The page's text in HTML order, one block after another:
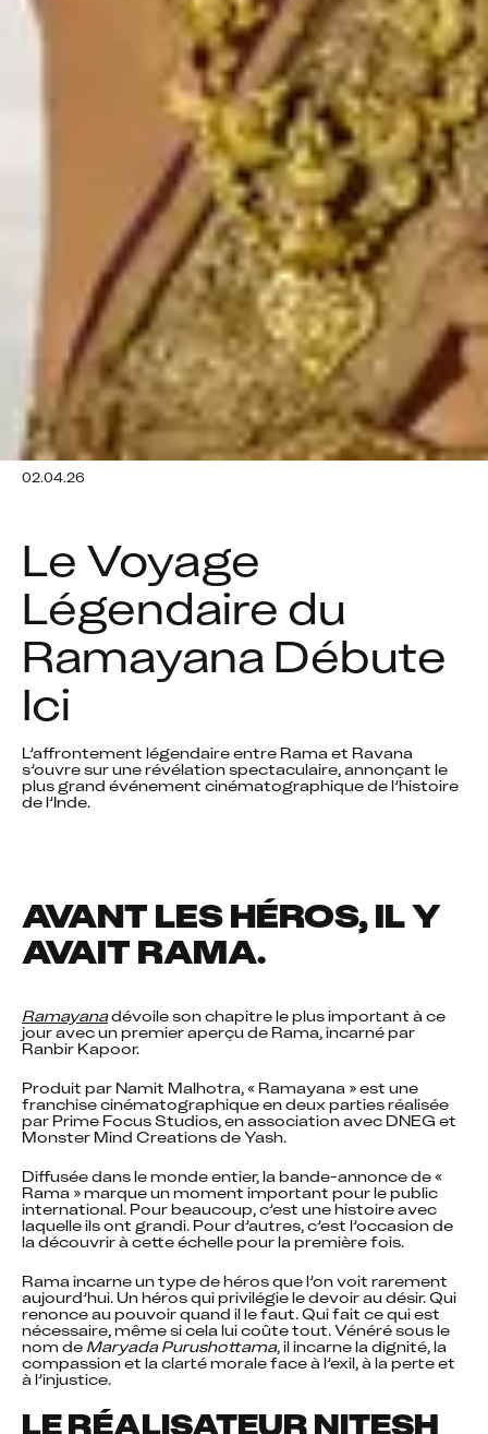
02.04.26
Le Voyage
Légendaire du
Ramayana Débute
Ici
L’affrontement légendaire entre Rama et Ravana
s’ouvre sur une révélation spectaculaire, annonçant le
plus grand événement cinématographique de l’histoire
de l’Inde.
AVANT LES HÉROS, IL Y
AVAIT RAMA.
Ramayana dévoile son chapitre le plus important à ce
jour avec un premier aperçu de Rama, incarné par
Ranbir Kapoor.
Produit par Namit Malhotra, « Ramayana » est une
franchise cinématographique en deux parties réalisée
par Prime Focus Studios, en association avec DNEG et
Monster Mind Creations de Yash.
Diffusée dans le monde entier, la bande-annonce de «
Rama » marque un moment important pour le public
international. Pour beaucoup, c’est une histoire avec
laquelle ils ont grandi. Pour d’autres, c’est l’occasion de
la découvrir à cette échelle pour la première fois.
Rama incarne un type de héros que l’on voit rarement
aujourd’hui. Un héros qui privilégie le devoir au désir. Qui
renonce au pouvoir quand il le faut. Qui fait ce qui est
nécessaire, même si cela lui coûte tout. Vénéré sous le
nom de Maryada Purushottama, il incarne la dignité, la
compassion et la clarté morale face à l’exil, à la perte et
à l’injustice.
LE RÉALISATEUR NITESH